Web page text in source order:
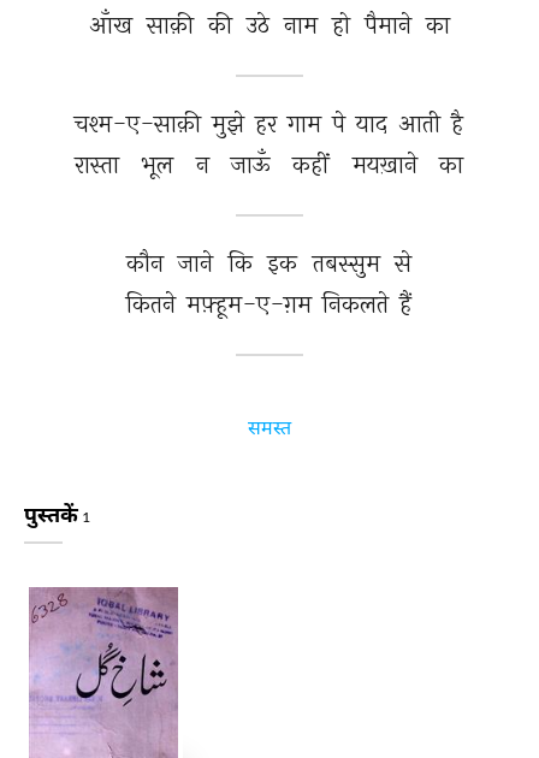
आँख साक़ी की उठे नाम हो पैमाने का
चश्म-ए-साक़ी मुझे हर गाम पे याद आती है
रास्ता
भूल न जाऊँ कहीं मयख़ाने का
कौन जाने कि इक तबस्सुम से
कितने मफ़्हूम-ए-ग़म निकलते हैं
समस्त
पुस्तकें 1